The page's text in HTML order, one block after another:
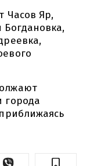
Часов Яр,
города